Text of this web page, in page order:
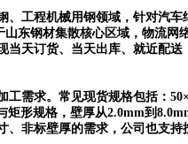
、工程机械用钢领域，针对汽车
东钢材集散核心区域，物流网
当天订货、当天出库、就近配送
需求。常见现货规格包括：
矩形规格，壁厚从2.0mm到
、非标壁厚的需求，公司也支持